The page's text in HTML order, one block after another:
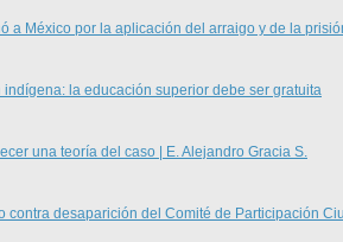
a México por la aplicación del arraigo y de la
indígena: la educación superior debe ser gratuita
una teoría del caso | E. Alejandro Gracia S.
contra desaparición del Comité de Participación